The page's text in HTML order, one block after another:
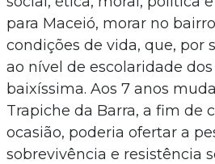
para Maceió, morar no
condições de vida, que, por
ao nível de escolaridade
baixíssima. Aos 7 anos
Trapiche da Barra, a fim de
ocasião, poderia ofertar a
sobrevivência e resistência